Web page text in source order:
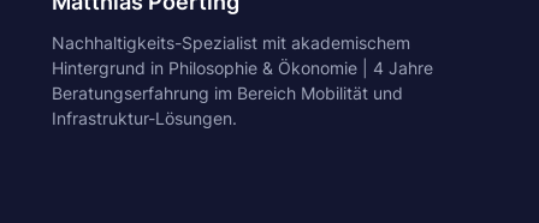
Nachhaltigkeits-Spezialist mit akademischem
Hintergrund in Philosophie & Ökonomie | 4 Jahre
Beratungserfahrung im Bereich Mobilität und
Infrastruktur-Lösungen.